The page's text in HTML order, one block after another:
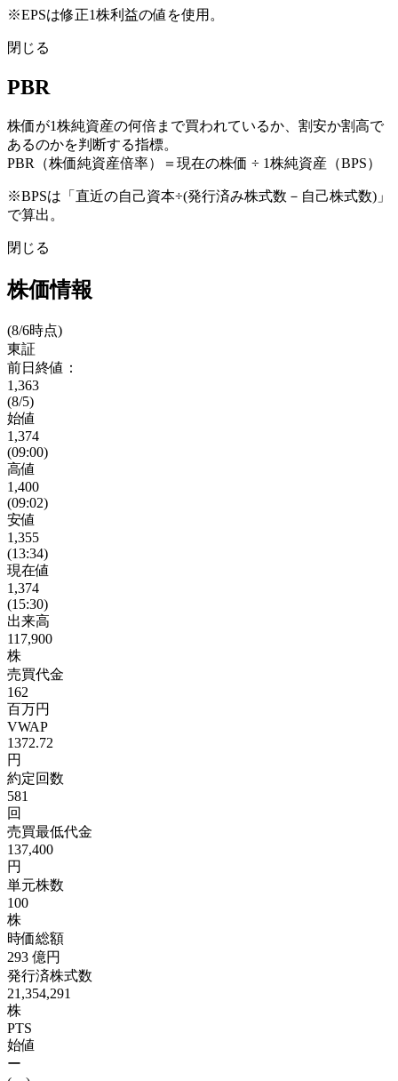
※EPSは修正1株利益の値を使用。
閉じる
PBR
株価が1株純資産の何倍まで買われているか、割安か割高で
あるのかを判断する指標。
PBR（株価純資産倍率）＝現在の株価 ÷ 1株純資産（BPS）
※BPSは「直近の自己資本÷(発行済み株式数－自己株式数)」
で算出。
閉じる
株価情報
(8/6時点)
東証
前日終値：
1,363
(8/5)
始値
1,374
(09:00)
高値
1,400
(09:02)
安値
1,355
(13:34)
現在値
1,374
(15:30)
出来高
117,900
株
売買代金
162
百万円
VWAP
1372.72
円
約定回数
581
回
売買最低代金
137,400
円
単元株数
100
株
時価総額
293 億円
発行済株式数
21,354,291
株
PTS
始値
ー